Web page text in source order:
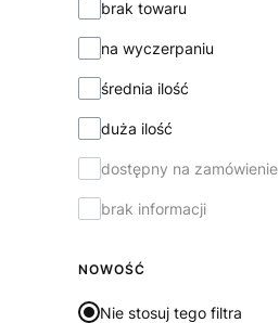
Dostępność
brak towaru
na wyczerpaniu
średnia ilość
duża ilość
dostępny na zamówienie
brak informacji
NOWOŚĆ
Nie stosuj tego filtra